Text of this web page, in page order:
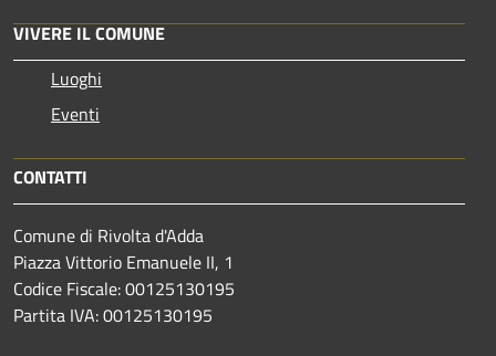
VIVERE IL COMUNE
Luoghi
Eventi
CONTATTI
Comune di Rivolta d'Adda
Piazza Vittorio Emanuele II, 1
Codice Fiscale: 00125130195
Partita IVA: 00125130195